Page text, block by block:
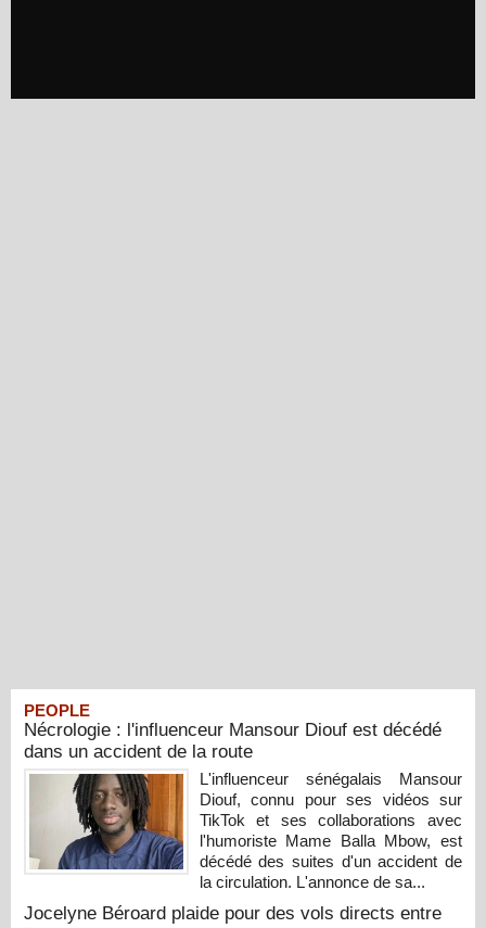
PEOPLE
Nécrologie : l'influenceur Mansour Diouf est décédé
dans un accident de la route
L'influenceur sénégalais Mansour
Diouf, connu pour ses vidéos sur
TikTok et ses collaborations avec
l'humoriste Mame Balla Mbow, est
décédé des suites d'un accident de
la circulation. L'annonce de sa...
Jocelyne Béroard plaide pour des vols directs entre